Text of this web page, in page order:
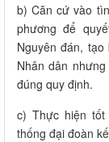
b) Căn cứ vào
phương để
Nguyên đán,
Nhân dân
đúng quy định.
c) Thực hiện tốt
thống đại đoàn